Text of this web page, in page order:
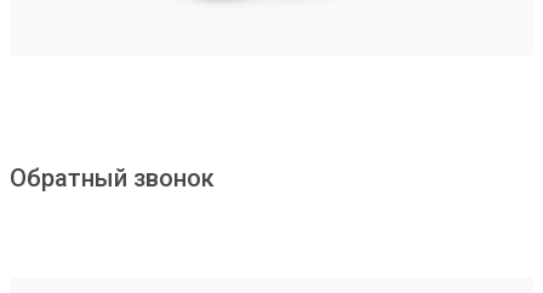
Обратный звонок